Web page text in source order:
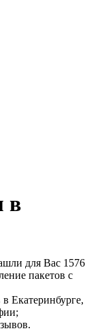
в
для Вас 1576
пакетов с
Екатеринбурге,